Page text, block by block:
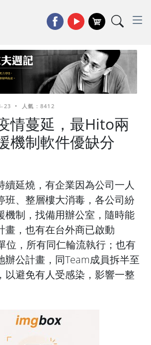
23 • 人氣 : 8412
情蔓延，最Hito兩
機制軟件優缺分
續延燒，有企業因為公司一人
班、整層樓大消毒，各公司紛
機制，找備用辦公室，隨時能
畫，也有在台外商已啟動
位，所有同仁輪流執行；也有
辦公計畫，同Team成員拆半至
以避免有人受感染，影響一整